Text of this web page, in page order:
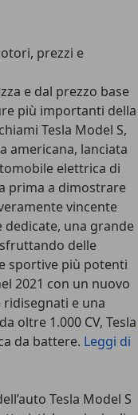
prezzi e
e dal prezzo base
più importanti della
Tesla Model S,
americana, lanciata
elettrica di
prima a dimostrare
vincente
una grande
delle
sportive più potenti
2021 con un nuovo
e una
oltre 1.000 CV, Tesla
da battere. Leggi di
Tesla Model S